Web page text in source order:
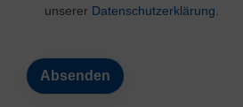
unserer Datenschutzerklärung